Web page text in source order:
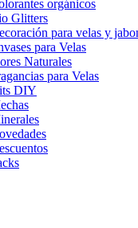
orgánicos
Glitters
para velas y
para Velas
Naturales
para Velas
DIY